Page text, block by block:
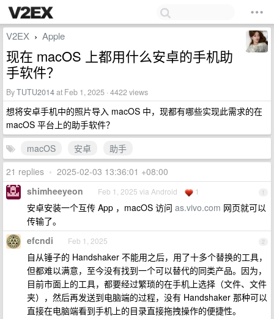
V2EX › Apple
现在 macOS 上都用什么安卓的手机助
手软件？
ByTUTU2014at Feb 1, 2025 · 4422 views
想将安卓手机中的照片导入 macOS 中，现都有哪些实现此需求的在
macOS 平台上的助手软件？
macOS
安卓
助手
21 replies • 2025-02-03 13:36:01 +08:00
1
shimheeyeon Feb 1, 2025 via Android 1
安卓安装一个互传 App ，macOS 访问 as.vivo.com 网页就可以
传输了。
2
efcndi Feb 1, 2025
自从锤子的 Handshaker 不能用之后，用了十多个替换的工具，
但都难以满意，至今没有找到一个可以替代的同类产品。因为，
目前市面上的工具，都要经过繁琐的在手机上选择（文件、文件
夹），然后再发送到电脑端的过程，没有 Handshaker 那种可以
直接在电脑端看到手机上的目录直接拖拽操作的便捷性。